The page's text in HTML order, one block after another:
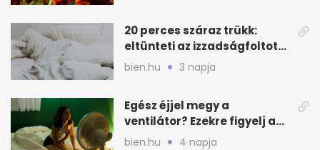
20 perces száraz trükk:
eltünteti az izzadságfoltot
és a szagot a matracról
bien.hu 3 napja
Egész éjjel megy a
ventilátor? Ezekre figyelj a
hőségben alvásnál
bien.hu 4 napja